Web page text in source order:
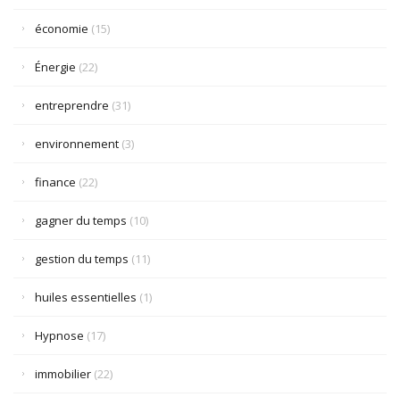
économie (15)
Énergie (22)
entreprendre (31)
environnement (3)
finance (22)
gagner du temps (10)
gestion du temps (11)
huiles essentielles (1)
Hypnose (17)
immobilier (22)